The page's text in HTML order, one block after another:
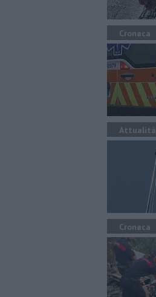
Cronaca
Attualità
Cronaca